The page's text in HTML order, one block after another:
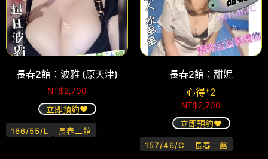
長春2館：波雅 (原天津)
NT$2,700
立即預約❤️
166/55/L 長春二館 .
長春2館：甜妮
心得*2
NT$2,700
立即預約❤️
157/46/C 長春二館 .